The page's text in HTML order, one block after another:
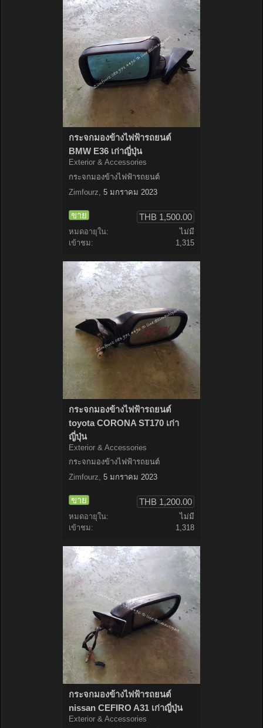
กระจกมองข้างไฟฟ้ารถยนต์
BMW E36 เก่าญี่ปุ่น
Exterior & Accessories
กระจกมองข้างไฟฟ้ารถยนต์
Zimfourz 5 มกราคม 2023
ขาย THB 1,500.00
หมดอายุใน:
ไม่มี
เข้าชม:
1,315
กระจกมองข้างไฟฟ้ารถยนต์
toyota CORONA ST170 เก่า
ญี่ปุ่น
Exterior & Accessories
กระจกมองข้างไฟฟ้ารถยนต์
Zimfourz, 5 มกราคม 2023
ขาย THB 1,200.00
หมดอายุใน:
ไม่มี
เข้าชม:
1,318
กระจกมองข้างไฟฟ้ารถยนต์
nissan CEFIRO A31 เก่าญี่ปุ่น
Exterior & Accessories